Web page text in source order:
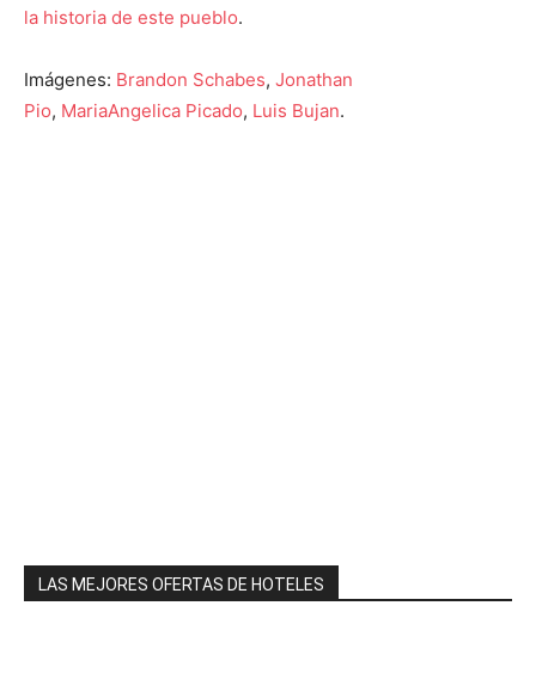
la historia de este pueblo.
Imágenes: Brandon Schabes, Jonathan
Pio, MariaAngelica Picado, Luis Bujan.
LAS MEJORES OFERTAS DE HOTELES